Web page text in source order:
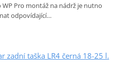
WP Pro montáž na nádrž je nutno
odpovídající…
zadní taška LR4 černá 18-25 l.